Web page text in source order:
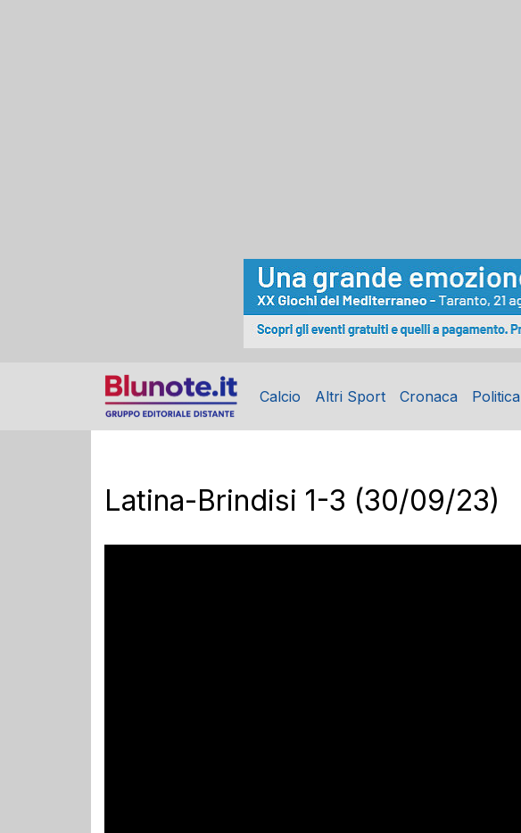
Calcio Altri Sport Cronaca Politica
Latina-Brindisi 1-3 (30/09/23)